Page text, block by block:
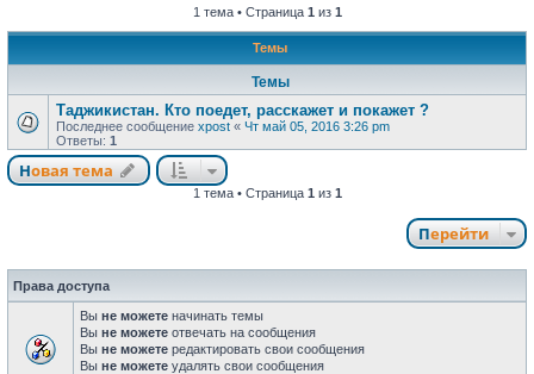
1 тема • Страница 1 из 1
Темы
Темы
Таджикистан. Кто поедет, расскажет и покажет ?
Последнее сообщение xpost « Чт май 05, 2016 3:26 pm
Ответы: 1
Новая тема
Новаятема
1 тема • Страница 1 из 1
Перейти
Права доступа
Вы не можете начинать темы
Вы не можете отвечать на сообщения
Вы не можете редактировать свои сообщения
Вы не можете удалять свои сообщения